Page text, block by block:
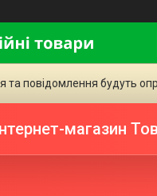
повідомлення будуть
магазин